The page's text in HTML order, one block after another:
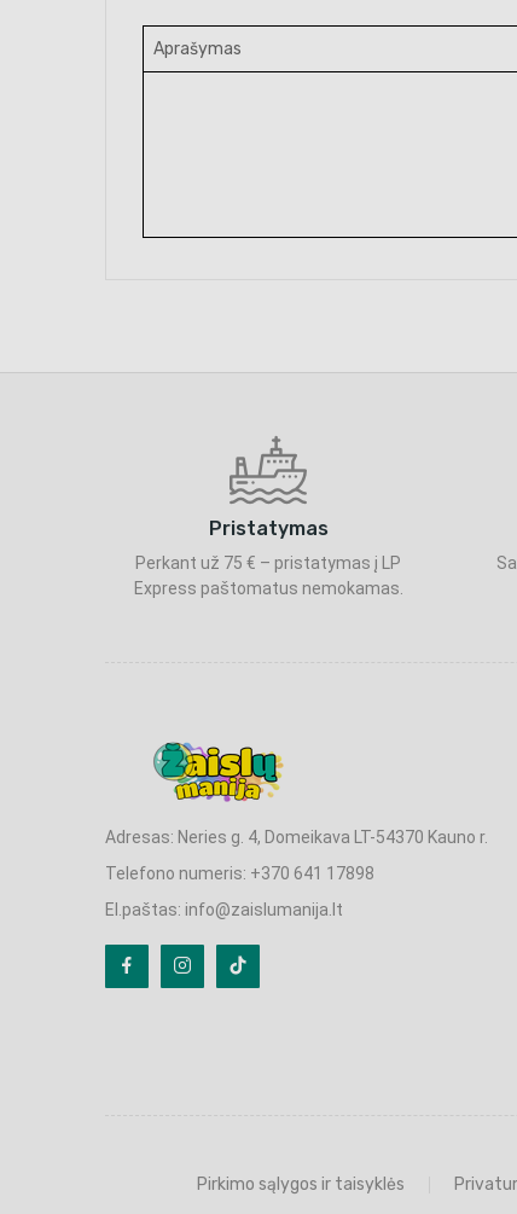
Aprašymas
Pristatymas
Perkant už 75 € – pristatymas į LP
Express paštomatus nemokamas.
Adresas: Neries g. 4, Domeikava LT-54370 Kauno r.
Telefono numeris: +370 641 17898
El.paštas: info@zaislumanija.lt
Pirkimo sąlygos ir taisyklės